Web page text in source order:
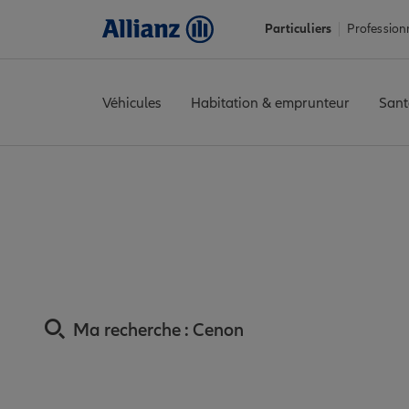
Particuliers
Véhicules Habitation & emprunteur
Ma recherche : Cenon